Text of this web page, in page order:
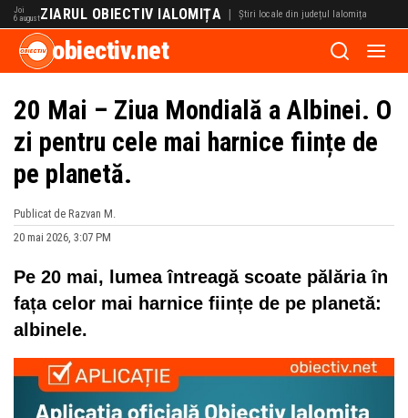
Joi
6 augustZIARUL OBIECTIV IALOMIȚA | Știri locale din județul Ialomița
obiectiv.net
20 Mai – Ziua Mondială a Albinei. O
zi pentru cele mai harnice ființe de
pe planetă.
Publicat de Razvan M.
20 mai 2026, 3:07 PM
Pe 20 mai, lumea întreagă scoate pălăria în
fața celor mai harnice ființe de pe planetă:
albinele.